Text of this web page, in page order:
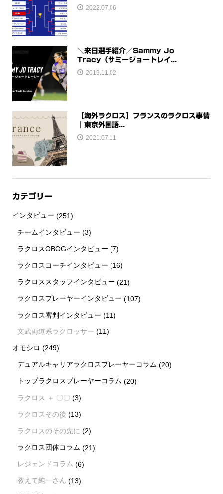
2022.07.06
＼来日選手紹介／Sammy Jo
Tracy（サミージョートレイ...
2019.11.02
【海外ラクロス】フランスのラクロス事情
｜東京外国語...
2021.07.11
カテゴリー
インタビュー (251)
チームインタビュー (3)
ラクロスOBOGインタビュー (7)
ラクロスコーチインタビュー (16)
ラクロススタッフインタビュー (21)
ラクロスプレーヤーインタビュー (107)
ラクロス審判インタビュー (11)
文武両道系ラクロッサー (11)
オモシロ (249)
デュアルキャリアラクロスプレーヤーコラム (20)
トップラクロスプレーヤーコラム (20)
ラクロス ＋ 〇〇 (3)
ラクロスその後 (13)
ラクロスのその先に (2)
ラクロス団体コラム (21)
レジェンドコラム (6)
教えて純一さん (13)